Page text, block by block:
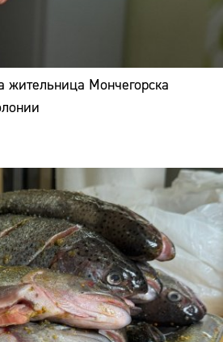
жительница Мончегорска